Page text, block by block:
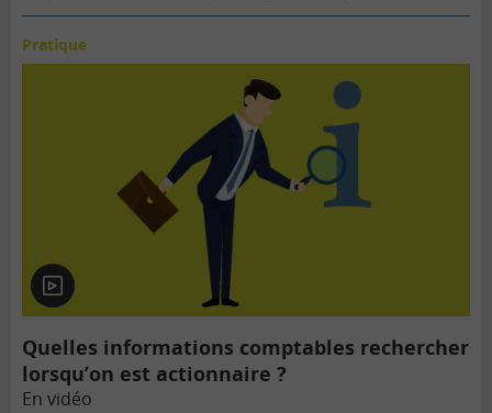
Pratique
En
vidéo
Quelles informations comptables rechercher
lorsqu’on est actionnaire ?
En vidéo